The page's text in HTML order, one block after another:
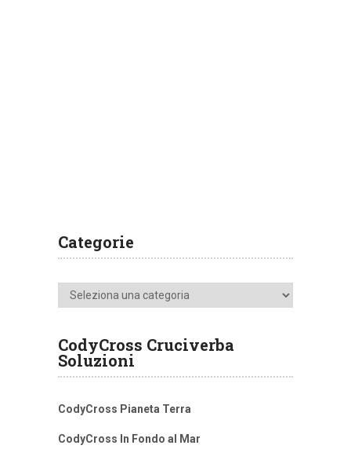
Categorie
Categorie
CodyCross Cruciverba
Soluzioni
CodyCross Pianeta Terra
CodyCross In Fondo al Mar